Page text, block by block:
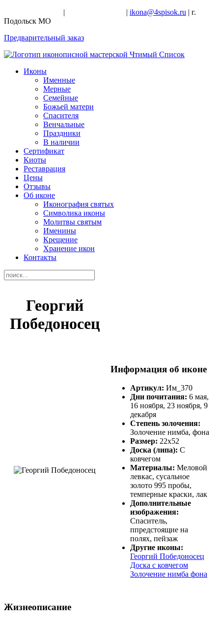
| | ikona@4spisok.ru | г.
Подольск МО
Предварительный заказ
Иконы
Именные
Мерные
Семейные
Божьей матери
Спасителя
Венчальные
Праздники
В наличии
Сертификат
Киоты
Реставрация
Цены
Отзывы
Об иконе
Иконография святых
Символика иконы
Молитвы святым
Именины
Крещение
Хранение икон
Контакты
Георгий
Победоносец
Информация об иконе
Артикул: Им_370
Дни почитания: 6 мая,
16 ноября, 23 ноября, 9
декабря
Степень золочения:
Золочение нимба, фона
Размер: 22х52
Доска (липа): С
ковчегом
Материалы: Меловой
левкас, сусальное
золото 995 пробы,
темперные краски, лак
Дополнительные
изображения:
Спаситель,
ппредстоящие на
полях, пейзаж
Другие иконы:
Георгий Победоносец
Доска с ковчегом
Золочение нимба фона
Жизнеописание